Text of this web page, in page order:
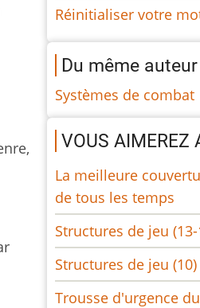
Réinitialiser votre
Du même auteur
Systèmes de combat
VOUS AIMEREZ
La meilleure
de tous les temps
Structures de jeu (13-
Structures de jeu (10)
Trousse d'urgence